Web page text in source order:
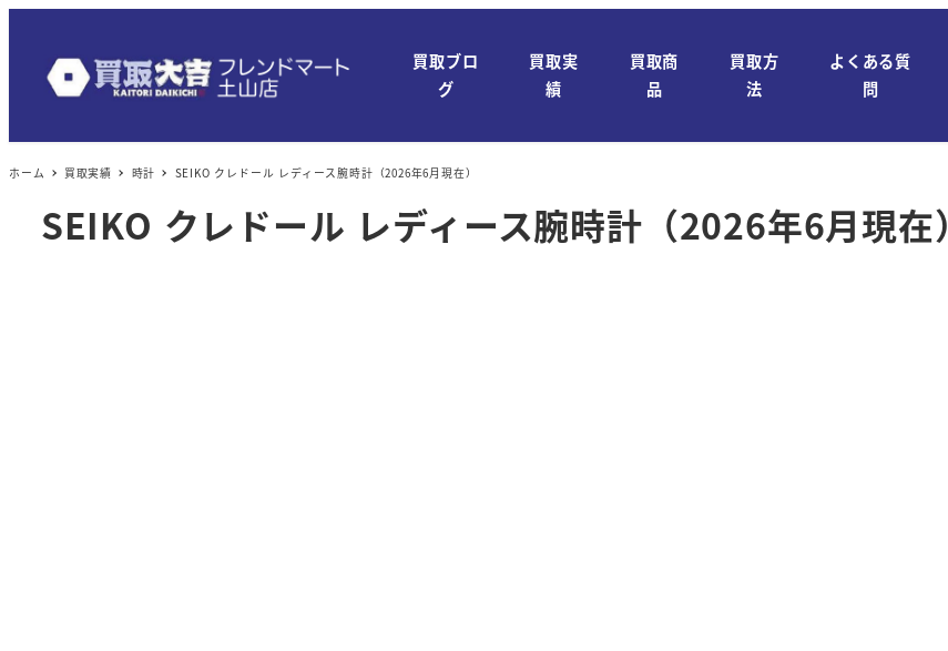
ン
テ
買取ブロ
グ
買取実
績
買取商
品
買取方
法
よくある質
問
ホーム 買取実績 時計 SEIKO クレドール レディース腕時計（2026年6月現在）
SEIKO クレドール レディース腕時計（2026年6月現在）